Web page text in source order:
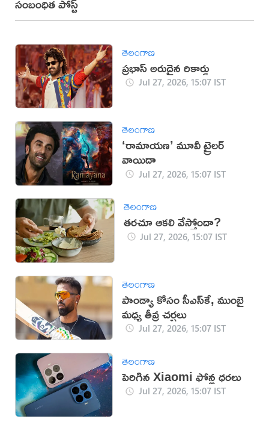
తెలంగాణ
ప్రభాస్ అరుదైన రికార్డు
Jul 27, 2026, 15:07 IST
తెలంగాణ
‘రామాయణ’ మూవీ ట్రైలర్
వాయిదా
Jul 27, 2026, 15:07 IST
తెలంగాణ
తరచూ ఆకలి వేస్తోందా?
Jul 27, 2026, 15:07 IST
తెలంగాణ
పాండ్యా కోసం సీఎస్‌కే, ముంబై
మధ్య తీవ్ర చర్చలు
Jul 27, 2026, 15:07 IST
తెలంగాణ
పెరిగిన Xiaomi ఫోన్ల ధరలు
Jul 27, 2026, 15:07 IST